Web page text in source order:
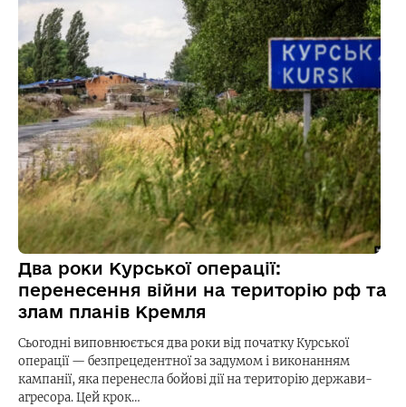
Два роки Курської операції:
перенесення війни на територію рф та
злам планів Кремля
Сьогодні виповнюється два роки від початку Курської
операції — безпрецедентної за задумом і виконанням
кампанії, яка перенесла бойові дії на територію держави-
агресора. Цей крок…